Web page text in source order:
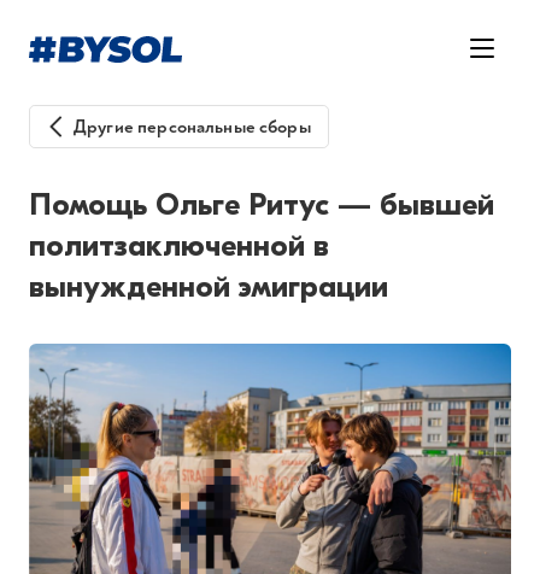
Другие персональные сборы
Помощь Ольге Ритус — бывшей
политзаключенной в
вынужденной эмиграции